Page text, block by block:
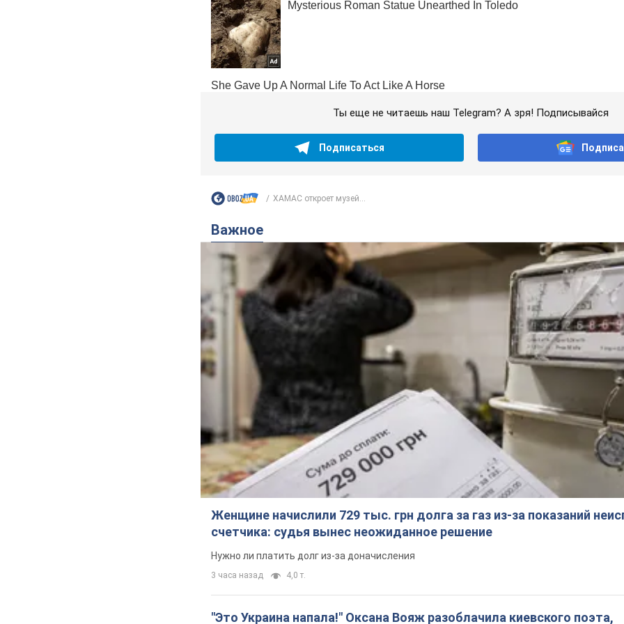
Ты еще не читаешь наш Telegram? А зря! Подписывайся
Подписаться
ХАМАС откроет музей...
Важное
Женщине начислили 729 тыс. грн долга за газ из-за показаний
счетчика: судья вынес неожиданное решение
Нужно ли платить долг из-за доначисления
3 часа назад 4,0 т.
"Это Украина напала!" Оксана Вояж разоблачила киевского поэта,